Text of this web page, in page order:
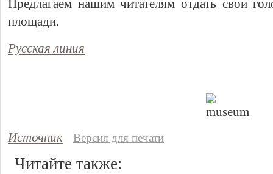
Предлагаем нашим читателям отдать свои
площади.
Русская линия
Источник Версия для печати
Читайте также: